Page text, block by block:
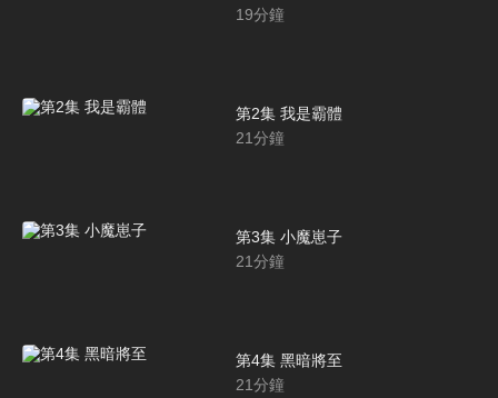
19分鐘
第2集 我是霸體
21分鐘
第3集 小魔崽子
21分鐘
第4集 黑暗將至
21分鐘